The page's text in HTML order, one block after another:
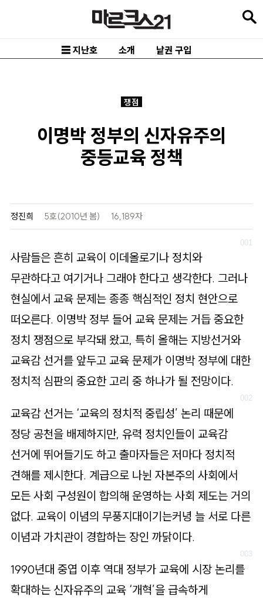
로
☰ 지난호 소개 낱권 구입
쟁점
이명박 정부의 신자유주의
중등교육 정책
정진희 5호(2010년 봄) 16,189자
사람들은 흔히 교육이 이데올로기나 정치와
무관하다고 여기거나 그래야 한다고 생각한다. 그러나
현실에서 교육 문제는 종종 핵심적인 정치 현안으로
떠오른다. 이명박 정부 들어 교육 문제는 거듭 중요한
정치 쟁점으로 부각돼 왔고, 특히 올해는 지방선거와
교육감 선거를 앞두고 교육 문제가 이명박 정부에 대한
정치적 심판의 중요한 고리 중 하나가 될 전망이다.
교육감 선거는 ‘교육의 정치적 중립성’ 논리 때문에
정당 공천을 배제하지만, 유력 정치인들이 교육감
선거에 뛰어들기도 하고 출마자들은 저마다 정치적
견해를 제시한다. 계급으로 나뉜 자본주의 사회에서
모든 사회 구성원이 합의해 운영하는 사회 제도는 거의
없다. 교육이 이념의 무풍지대이기는커녕 늘 서로 다른
이념과 가치관이 경합하는 장인 까닭이다.
1990년대 중엽 이후 역대 정부가 교육에 시장 논리를
확대하는 신자유주의 교육 ‘개혁’을 급속하게